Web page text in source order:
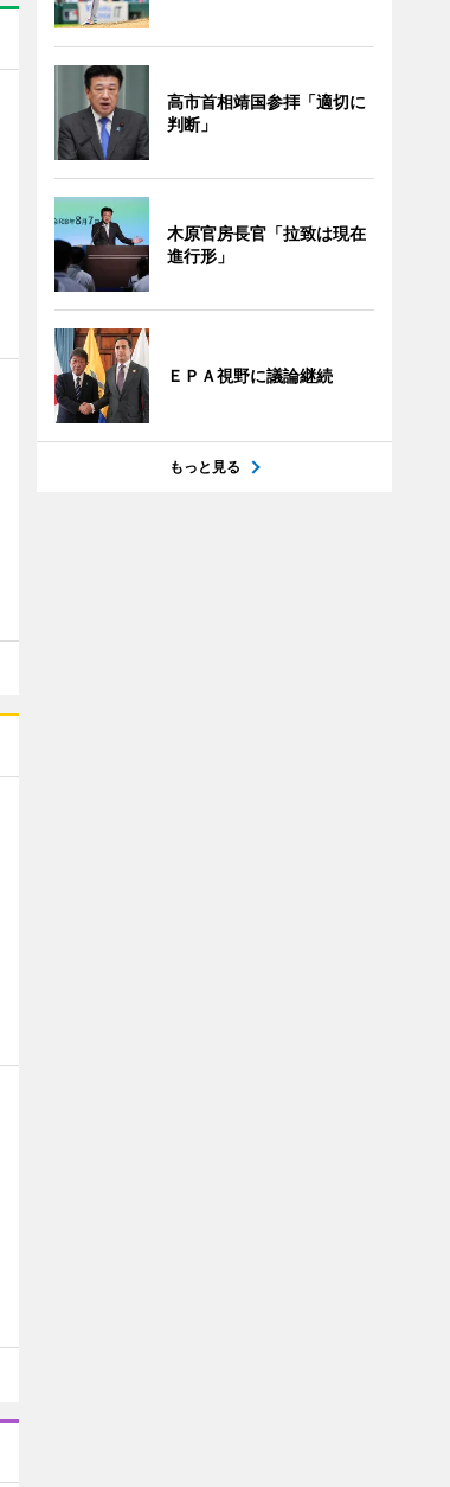
高市首相靖国参拝「適切に
判断」
木原官房長官「拉致は現在
進行形」
ＥＰＡ視野に議論継続
もっと見る